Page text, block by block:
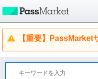
【重要】PassMarket